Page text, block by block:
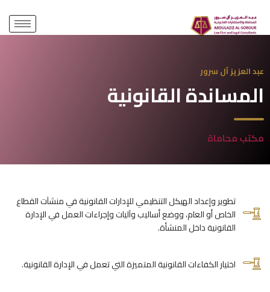
المساندة القانونية
عبد العزيز آل سرور
المساندة القانونية
مكتب محاماة
تطوير وإعداد الهيكل التنظيمي للإدارات القانونية في منشآت القطاع
الخاص أو العام، ووضع أساليب وآليات وإجراءات العمل في الإدارة
القانونية داخل المنشأة.
اختيار الكفاءات القانونية المتميزة التي تعمل في الإدارة القانونية.